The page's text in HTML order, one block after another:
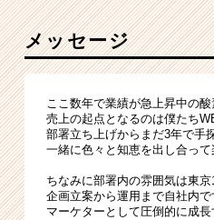
メッセージ
ここ数年で業績が急上昇中の
売上の起点となるのは僕たち
部署立ち上げからまだ3年で手
一緒に色々と知恵を出し合っ
ちなみに部署内の雰囲気は東京
企画立案から運用まで自社内で
マーケターとして圧倒的に成長